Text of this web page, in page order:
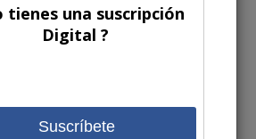
tienes una suscripción
Digital ?
Suscríbete